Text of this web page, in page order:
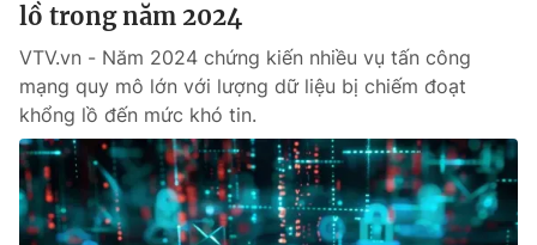
lồ trong năm 2024
VTV.vn - Năm 2024 chứng kiến nhiều vụ tấn công
mạng quy mô lớn với lượng dữ liệu bị chiếm đoạt
khổng lồ đến mức khó tin.